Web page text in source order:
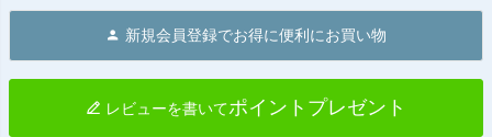
へ
新規会員登録でお得に便利にお買い物
レビューを書いてポイントプレゼント